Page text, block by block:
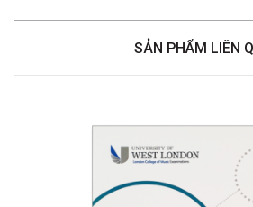
Số 46 Phố Hào Nam, Phường Ô Chợ Dừa, Hà
Việt Thương Music - 187 Trường Chinh,
Số 187 đường Trường Chinh, Phường
Việt Thương Music - 102Q An Dương
102Q Đường An Dương Vương, Phường An
Việt Thương Music - 49E Phan Đăng Lưu
49E Phan Đăng Lưu, Phường Bình Thạnh,
SẢN PHẨM LIÊN